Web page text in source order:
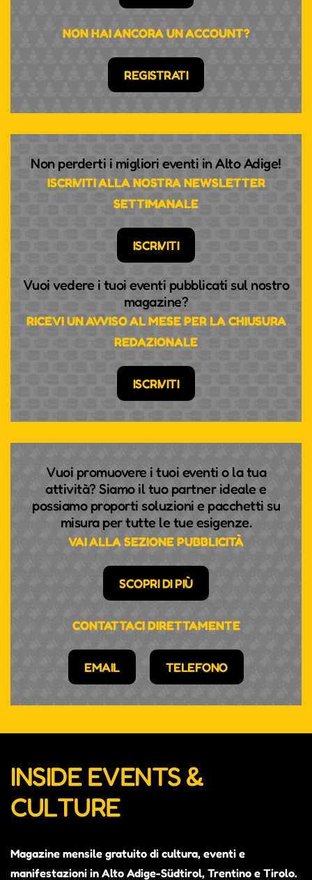
NON HAI ANCORA UN ACCOUNT?
REGISTRATI
Non perderti i migliori eventi in Alto Adige!
ISCRIVITI ALLA NOSTRA NEWSLETTER
SETTIMANALE
ISCRIVITI
Vuoi vedere i tuoi eventi pubblicati sul nostro
magazine?
RICEVI UN AVVISO AL MESE PER LA CHIUSURA
REDAZIONALE
ISCRIVITI
Vuoi promuovere i tuoi eventi o la tua
attività? Siamo il tuo partner ideale e
possiamo proporti soluzioni e pacchetti su
misura per tutte le tue esigenze.
VAI ALLA SEZIONE PUBBLICITÀ
SCOPRI DI PIÙ
CONTATTACI DIRETTAMENTE
EMAIL TELEFONO
INSIDE EVENTS &
CULTURE
Magazine mensile gratuito di cultura, eventi e
manifestazioni in Alto Adige-Südtirol, Trentino e Tirolo.